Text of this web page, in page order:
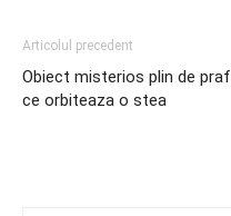
Articolul precedent
Obiect misterios plin de praf
ce orbiteaza o stea